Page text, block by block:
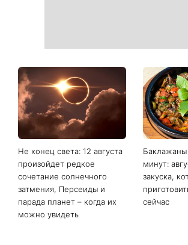
и неожиданное
предложение: стало
известно, кто стал вторым
тренером шоу Голос
страны
проблема:
способов
мягкость
педикюра